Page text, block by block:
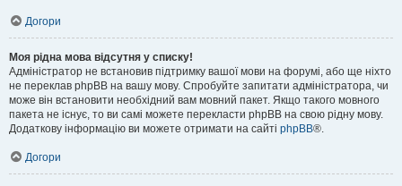
Догори
Моя рідна мова відсутня у списку!
Адміністратор не встановив підтримку вашої мови на форумі, або ще ніхто
не переклав phpBB на вашу мову. Спробуйте запитати адміністратора, чи
може він встановити необхідний вам мовний пакет. Якщо такого мовного
пакета не існує, то ви самі можете перекласти phpBB на свою рідну мову.
Додаткову інформацію ви можете отримати на сайті phpBB®.
Догори